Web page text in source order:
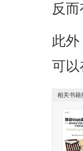
反而
此
可以
相关书籍